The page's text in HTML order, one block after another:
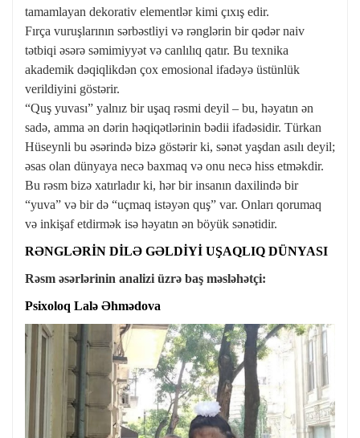
tamamlayan dekorativ elementlər kimi çıxış edir.
Fırça vuruşlarının sərbəstliyi və rənglərin bir qədər naiv
tətbiqi əsərə səmimiyyət və canlılıq qatır. Bu texnika
akademik dəqiqlikdən çox emosional ifadəyə üstünlük
verildiyini göstərir.
“Quş yuvası” yalnız bir uşaq rəsmi deyil – bu, həyatın ən
sadə, amma ən dərin həqiqətlərinin bədii ifadəsidir. Türkan
Hüseynli bu əsərində bizə göstərir ki, sənət yaşdan asılı deyil;
əsas olan dünyaya necə baxmaq və onu necə hiss etməkdir.
Bu rəsm bizə xatırladır ki, hər bir insanın daxilində bir
“yuva” və bir də “uçmaq istəyən quş” var. Onları qorumaq
və inkişaf etdirmək isə həyatın ən böyük sənətidir.
RƏNGLƏRİN DİLƏ GƏLDİYİ UŞAQLIQ DÜNYASI
Rəsm əsərlərinin analizi üzrə baş məsləhətçi:
Psixoloq Lalə Əhmədova